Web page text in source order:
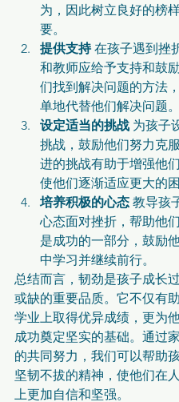
为，因此树立良好的榜
要。
提供支持 在孩子遇到挫
和教师应给予支持和鼓
们找到解决问题的方法
单地代替他们解决问题。
设定适当的挑战 为孩子
挑战，鼓励他们努力克
进的挑战有助于增强他
使他们逐渐适应更大的困
培养积极的心态 教导孩
心态面对挫折，帮助他
是成功的一部分，鼓励
中学习并继续前行。
总结而言，韧劲是孩子成长
或缺的重要品质。它不仅有
学业上取得优异成绩，更为
成功奠定坚实的基础。通过
的共同努力，我们可以帮助
坚韧不拔的精神，使他们在
上更加自信和坚强。